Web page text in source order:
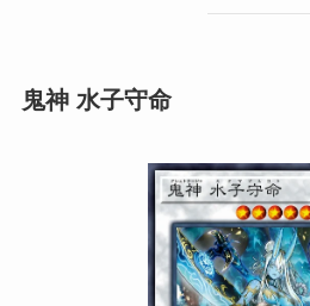
鬼神 水子守命